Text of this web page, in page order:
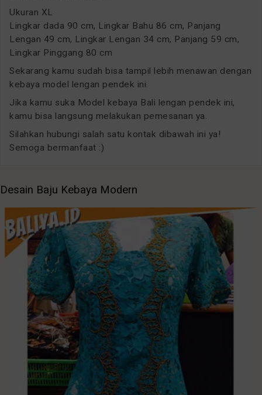
Ukuran XL
Lingkar dada 90 cm, Lingkar Bahu 86 cm, Panjang
Lengan 49 cm, Lingkar Lengan 34 cm, Panjang 59 cm,
Lingkar Pinggang 80 cm
Sekarang kamu sudah bisa tampil lebih menawan dengan
kebaya model lengan pendek ini.
Jika kamu suka Model kebaya Bali lengan pendek ini,
kamu bisa langsung melakukan pemesanan ya.
Silahkan hubungi salah satu kontak dibawah ini ya!
Semoga bermanfaat :)
Desain Baju Kebaya Modern